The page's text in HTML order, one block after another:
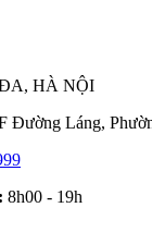
HÀ NỘI
Đường Láng,
8h00 - 19h